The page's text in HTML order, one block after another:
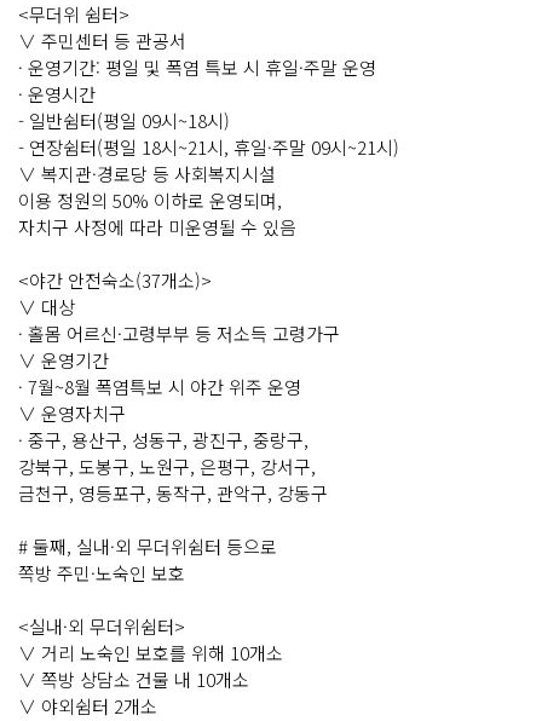
<무더위 쉼터>
∨ 주민센터 등 관공서
· 운영기간: 평일 및 폭염 특보 시 휴일·주말 운영
· 운영시간
- 일반쉼터(평일 09시~18시)
- 연장쉼터(평일 18시~21시, 휴일·주말 09시~21시)
∨ 복지관·경로당 등 사회복지시설
이용 정원의 50% 이하로 운영되며,
자치구 사정에 따라 미운영될 수 있음
<야간 안전숙소(37개소)>
∨ 대상
· 홀몸 어르신·고령부부 등 저소득 고령가구
∨ 운영기간
· 7월~8월 폭염특보 시 야간 위주 운영
∨ 운영자치구
· 중구, 용산구, 성동구, 광진구, 중랑구,
강북구, 도봉구, 노원구, 은평구, 강서구,
금천구, 영등포구, 동작구, 관악구, 강동구
# 둘째, 실내·외 무더위쉼터 등으로
쪽방 주민·노숙인 보호
<실내·외 무더위쉼터>
∨ 거리 노숙인 보호를 위해 10개소
∨ 쪽방 상담소 건물 내 10개소
∨ 야외쉼터 2개소